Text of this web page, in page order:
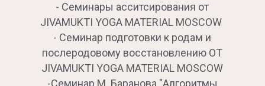
- Семинары асситсирования от
JIVAMUKTI YOGA MATERIAL MOSCOW
- Семинар подготовки к родам и
послеродовому восстановлению ОТ
JIVAMUKTI YOGA MATERIAL MOSCOW
-Семинар М. Баранова "Алгоритмы